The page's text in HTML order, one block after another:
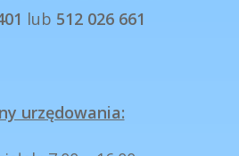
lub 512 026 661
urzędowania: